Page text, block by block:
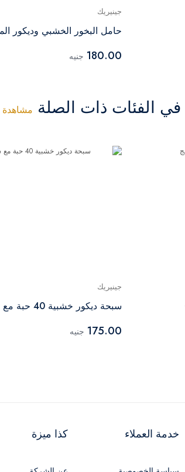
جينيريك
حامل البخور الخشبي وديكور
180.00 جنيه
الفئات ذات الصلة
جينيريك
سبحة ديكور خشبية 40 حبة مع شرابات – خشبي
175.00 جنيه
خدمة العملاء كذا ميزة